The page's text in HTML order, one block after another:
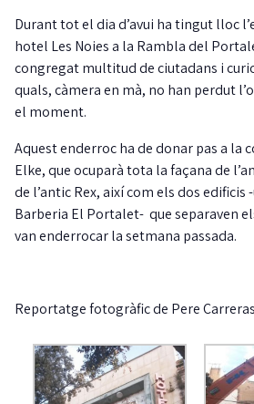
Durant tot el dia d’avui ha tingut lloc
hotel Les Noies a la Rambla del
congregat multitud de ciutadans i
quals, càmera en mà, no han perdut
el moment.
Aquest enderroc ha de donar pas a la
Elke, que ocuparà tota la façana de
de l’antic Rex, així com els dos
Barberia El Portalet- que separaven
van enderrocar la setmana passada.
Reportatge fotogràfic de Pere